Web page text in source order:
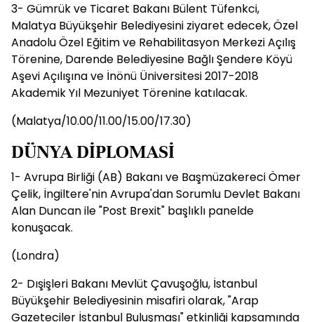
3- Gümrük ve Ticaret Bakanı Bülent Tüfenkci,
Malatya Büyükşehir Belediyesini ziyaret edecek, Özel
Anadolu Özel Eğitim ve Rehabilitasyon Merkezi Açılış
Törenine, Darende Belediyesine Bağlı Şendere Köyü
Aşevi Açılışına ve İnönü Üniversitesi 2017-2018
Akademik Yıl Mezuniyet Törenine katılacak.
(Malatya/10.00/11.00/15.00/17.30)
DÜNYA DİPLOMASİ
1- Avrupa Birliği (AB) Bakanı ve Başmüzakereci Ömer
Çelik, İngiltere'nin Avrupa'dan Sorumlu Devlet Bakanı
Alan Duncan ile "Post Brexit" başlıklı panelde
konuşacak.
(Londra)
2- Dışişleri Bakanı Mevlüt Çavuşoğlu, İstanbul
Büyükşehir Belediyesinin misafiri olarak, "Arap
Gazeteciler İstanbul Buluşması" etkinliği kapsamında